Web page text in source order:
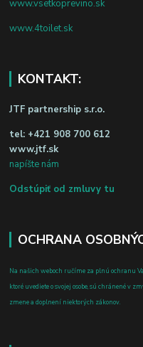
www.vsetkoprevino.sk
www.4toilet.sk
KONTAKT:
JTF partnership s.r.o.
tel: +421 908 700 612
www.jtf.sk
napíšte nám
Odstúpiť od zmluvy tu
OCHRANA
Na našich weboch ručíme za plnú ochranu
ktoré uvediete o svojej osobe, sú chránené v
zmene a doplnení niektorých zákonov.